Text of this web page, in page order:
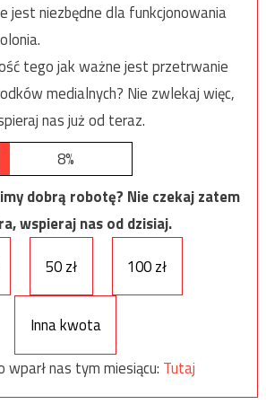
jest niezbędne dla funkcjonowania
tego jak ważne jest przetrwanie
medialnych? Nie zwlekaj więc,
nas już od teraz.
8%
dobrą robotę? Nie czekaj zatem
wspieraj nas od dzisiaj.
50 zł 100 zł
Inna kwota
wparł nas tym miesiącu: Tutaj